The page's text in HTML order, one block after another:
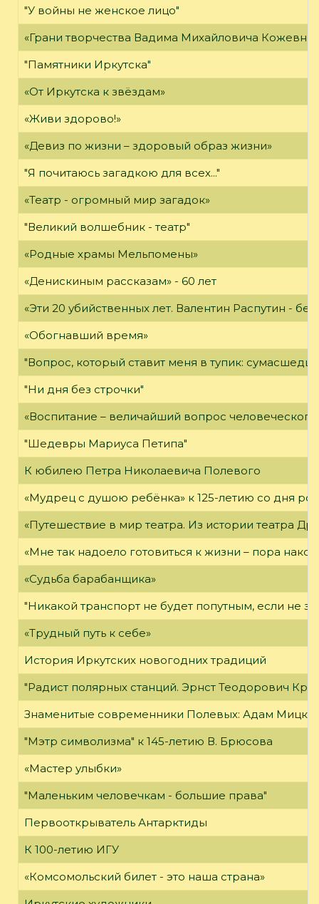
"У войны не женское лицо"
«Грани творчества Вадима Михайловича
"Памятники Иркутска"
«От Иркутска к звёздам»
«Живи здорово!»
«Девиз по жизни – здоровый образ жизни»
"Я почитаюсь загадкою для всех..."
«Театр - огромный мир загадок»
"Великий волшебник - театр"
«Родные храмы Мельпомены»
«Денискиным рассказам» - 60 лет
«Эти 20 убийственных лет. Валентин Распутин -
«Обогнавший время»
"Вопрос, который ставит меня в тупик:
"Ни дня без строчки"
«Воспитание – величайший вопрос человеческого
"Шедевры Мариуса Петипа"
К юбилею Петра Николаевича Полевого
«Мудрец с душою ребёнка» к 125-летию со дня
«Путешествие в мир театра. Из истории театра
«Мне так надоело готовиться к жизни – пора
«Судьба барабанщика»
"Никакой транспорт не будет попутным, если не
«Трудный путь к себе»
История Иркутских новогодних традиций
"Радист полярных станций. Эрнст Теодорович
Знаменитые современники Полевых: Адам
"Мэтр символизма" к 145-летию В. Брюсова
«Мастер улыбки»
"Маленьким человечкам - большие права"
Первооткрыватель Антарктиды
К 100-летию ИГУ
«Комсомольский билет - это наша страна»